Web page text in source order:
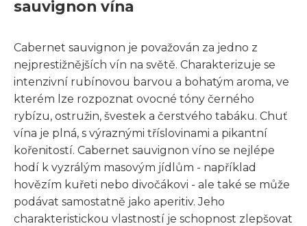
sauvignon vína
Cabernet sauvignon je považován za jedno z
nejprestižnějších vín na světě. Charakterizuje se
intenzivní rubínovou barvou a bohatým aroma, ve
kterém lze rozpoznat ovocné tóny černého
rybízu, ostružin, švestek a čerstvého tabáku. Chuť
vína je plná, s výraznými tříslovinami a pikantní
kořenitostí. Cabernet sauvignon víno se nejlépe
hodí k vyzrálým masovým jídlům - například
hovězím kuřeti nebo divočákovi - ale také se může
podávat samostatně jako aperitiv. Jeho
charakteristickou vlastností je schopnost zlepšovat